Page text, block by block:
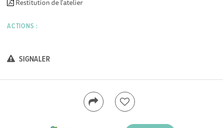
Restitution de l'atelier
ACTIONS :
SIGNALER